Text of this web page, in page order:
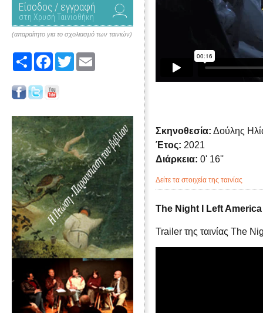
Είσοδος / εγγραφή
στη Χρυσή Ταινιοθήκη
(απαραίτητο για το σχολιασμό των ταινιών)
Share FacebookTwitter
Σκηνοθεσία: Δούλης
Έτος: 2021
Διάρκεια: 0' 16''
Δείτε τα στοιχεία της ταινίας
The Night I Left America
Trailer της ταινίας The